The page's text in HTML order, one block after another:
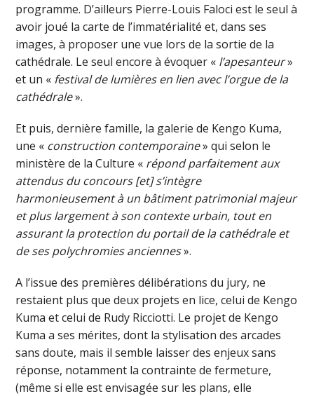
programme. D’ailleurs Pierre-Louis Faloci est le seul à
avoir joué la carte de l’immatérialité et, dans ses
images, à proposer une vue lors de la sortie de la
cathédrale. Le seul encore à évoquer « l’apesanteur»
et un « festival de lumières en lien avec l’orgue de la
cathédrale».
Et puis, dernière famille, la galerie de Kengo Kuma,
une « construction contemporaine» qui selon le
ministère de la Culture « répond parfaitement aux
attendus du concours [et] s’intègre
harmonieusement à un bâtiment patrimonial majeur
et plus largement à son contexte urbain, tout en
assurant la protection du portail de la cathédrale et
de ses polychromies anciennes».
A l’issue des premières délibérations du jury, ne
restaient plus que deux projets en lice, celui de Kengo
Kuma et celui de Rudy Ricciotti. Le projet de Kengo
Kuma a ses mérites, dont la stylisation des arcades
sans doute, mais il semble laisser des enjeux sans
réponse, notamment la contrainte de fermeture,
(même si elle est envisagée sur les plans, elle